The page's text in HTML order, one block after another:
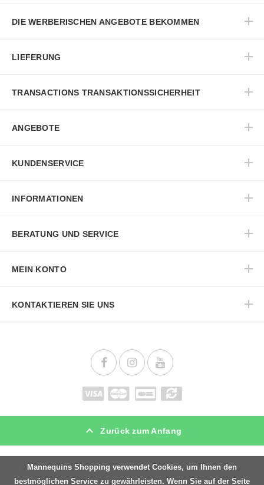
Mannequins Shopping verwendet Cookies, um Ihnen den
bestmöglichen Service zu gewährleisten. Wenn Sie auf der Seite
DIE WERBERISCHEN ANGEBOTE BEKOMMEN
LIEFERUNG
TRANSACTIONS TRANSAKTIONSSICHERHEIT
ANGEBOTE
KUNDENSERVICE
INFORMATIONEN
BERATUNG UND SERVICE
MEIN KONTO
KONTAKTIEREN SIE UNS
Zurück zum Anfang
Mannequins Shopping ist derschaufensterfigurenSpezialist in ladenssrattung,
Vitrinen, thenken, aber auch inschaufensterpuppen undbusten, beleuchtung für